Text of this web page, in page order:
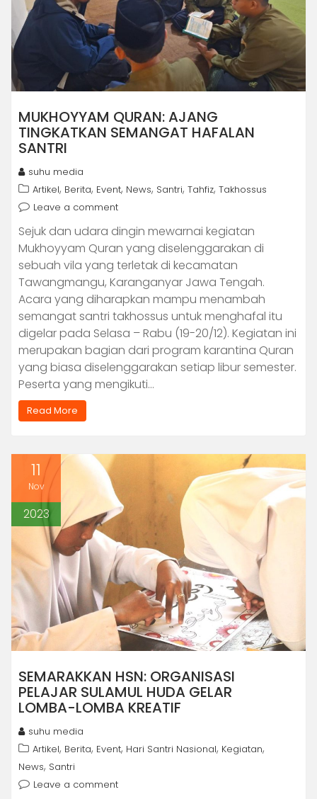
MUKHOYYAM QURAN: AJANG
TINGKATKAN SEMANGAT HAFALAN
SANTRI
suhu media
Artikel, Berita, Event, News, Santri, Tahfiz, Takhossus
Leave a comment
Sejuk dan udara dingin mewarnai kegiatan
Mukhoyyam Quran yang diselenggarakan di
sebuah vila yang terletak di kecamatan
Tawangmangu, Karanganyar Jawa Tengah.
Acara yang diharapkan mampu menambah
semangat santri takhossus untuk menghafal itu
digelar pada Selasa – Rabu (19-20/12). Kegiatan ini
merupakan bagian dari program karantina Quran
yang biasa diselenggarakan setiap libur semester.
Peserta yang mengikuti…
Read More
11
Nov
2023
SEMARAKKAN HSN: ORGANISASI
PELAJAR SULAMUL HUDA GELAR
LOMBA-LOMBA KREATIF
suhu media
Artikel, Berita, Event, Hari Santri Nasional, Kegiatan,
News, Santri
Leave a comment